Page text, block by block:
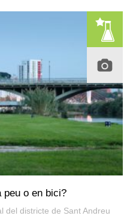
peu o en bici?
del districte de Sant Andreu